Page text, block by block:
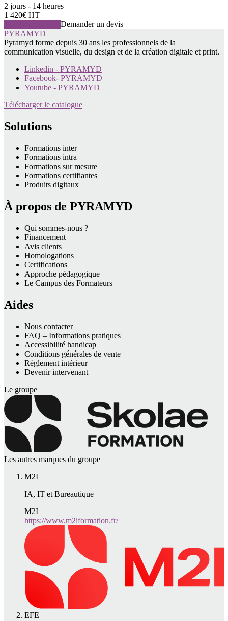
2 jours - 14 heures
1 420€ HT
Demander un devis
PYRAMYD
Pyramyd forme depuis 30 ans les professionnels de la
communication visuelle, du design et de la création digitale et print.
Linkedin - PYRAMYD
Facebook- PYRAMYD
Youtube - PYRAMYD
Télécharger le catalogue
Solutions
Formations inter
Formations intra
Formations sur mesure
Formations certifiantes
Produits digitaux
À propos de PYRAMYD
Qui sommes-nous ?
Financement
Avis clients
Homologations
Certifications
Approche pédagogique
Le Campus des Formateurs
Aides
Nous contacter
FAQ – Informations pratiques
Accessibilité handicap
Conditions générales de vente
Règlement intérieur
Devenir intervenant
Le groupe
Les autres marques du groupe
M2I
IA, IT et Bureautique
M2I
https://www.m2iformation.fr/
EFE